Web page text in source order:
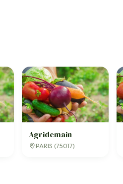
Agridemain
PARIS (75017)